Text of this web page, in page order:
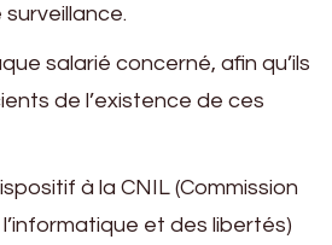
salarié concerné, afin qu’ils
de l’existence de ces
à la CNIL (Commission
et des libertés)